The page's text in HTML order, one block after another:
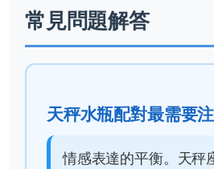
常見問題解答
天秤水瓶配對最需要
情感表達的平衡。天秤